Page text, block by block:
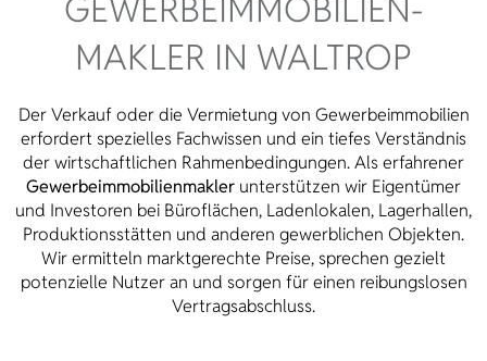
GEWERBE­IMMOBILIEN­
MAKLER IN WALTROP
Der Verkauf oder die Vermietung von Gewerbeimmobilien
erfordert spezielles Fachwissen und ein tiefes Verständnis
der wirtschaftlichen Rahmenbedingungen. Als erfahrener
Gewerbeimmobilienmakler unterstützen wir Eigentümer
und Investoren bei Büroflächen, Ladenlokalen, Lagerhallen,
Produktionsstätten und anderen gewerblichen Objekten.
Wir ermitteln marktgerechte Preise, sprechen gezielt
potenzielle Nutzer an und sorgen für einen reibungslosen
Vertragsabschluss.